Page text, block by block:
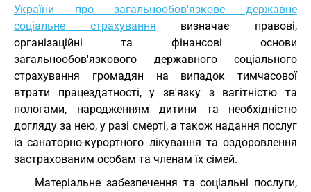
України про загальнообов'язкове державне
соціальне страхування визначає правові,
організаційні та фінансові основи
загальнообов'язкового державного соціального
страхування громадян на випадок тимчасової
втрати працездатності, у зв'язку з вагітністю та
пологами, народженням дитини та необхідністю
догляду за нею, у разі смерті, а також надання послуг
із санаторно-курортного лікування та оздоровлення
застрахованим особам та членам їх сімей.
Матеріальне забезпечення та соціальні послуги,